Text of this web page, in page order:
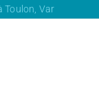
Toulon, Var